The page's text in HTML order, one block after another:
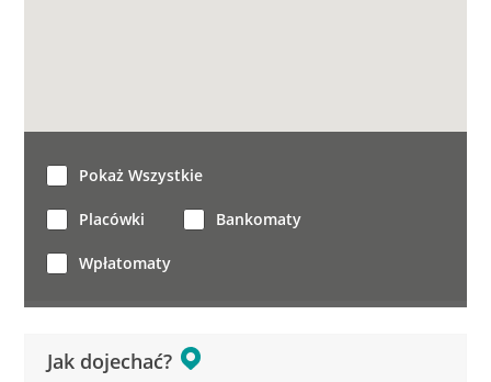
Jak dojechać?
Pokaż Wszystkie
Placówki Bankomaty
Wpłatomaty